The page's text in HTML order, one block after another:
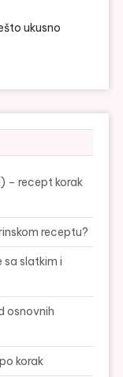
ukusno
– recept korak
receptu?
slatkim i
osnovnih
korak